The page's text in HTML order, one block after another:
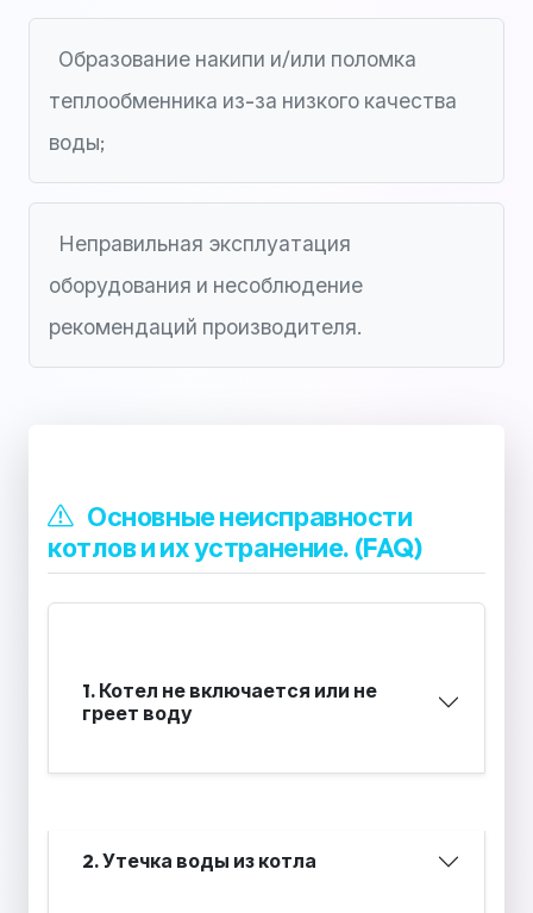
Образование накипи и/или поломка
теплообменника из-за низкого качества
воды;
Неправильная эксплуатация
оборудования и несоблюдение
рекомендаций производителя.
Основные неисправности
котлов и их устранение. (FAQ)
1. Котел не включается или не
греет воду
2. Утечка воды из котла